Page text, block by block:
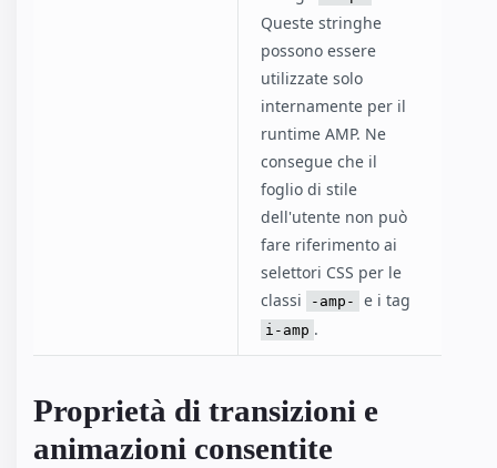
Queste stringhe
possono essere
utilizzate solo
internamente per il
runtime AMP. Ne
consegue che il
foglio di stile
dell'utente non può
fare riferimento ai
selettori CSS per le
classi
-amp- e i tag
i-amp .
Proprietà di transizioni e
animazioni consentite